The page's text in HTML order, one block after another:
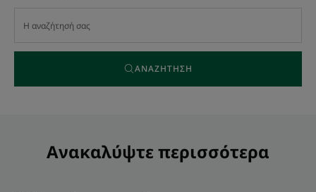
ΑΝΑΖΉΤΗΣΗ
Ανακαλύψτε περισσότερα